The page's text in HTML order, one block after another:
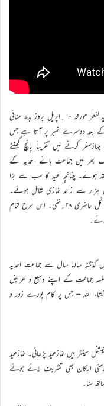
اللہ تعالیٰ کے فضل و کرم سے امسال کینیڈا بھر میں عیدالفطر مورخہ ۱۰؍اپریل بروز بدھ منائی
کے بعد دوسرے نمبر پر آتا ہے جس
کرنے میں تقریباً پانچ گھنٹے
میں جماعت ہائے احمدیہ کے
ہوئے۔ چنانچہ عید کا سب سے بڑا
ہزار سے زائد نمازی شامل ہوئے۔
سب سے چھوٹا اجتماع صوبہ نوواسکوشیا میں منعقد ہوا جس میں کُل حاضری ۲۸؍تھی۔ اس طرح تمام
گذشتہ سالہا سال سے جماعت احمدیہ
جلسہ جماعت کے اپنے وسیع و عریض
انشاء اللہ – جس پر کام پورے زور و
میں نمازعید پڑھائی۔ نمازعید
ارکان بھی تشریف لائے ہوئے
سنا۔